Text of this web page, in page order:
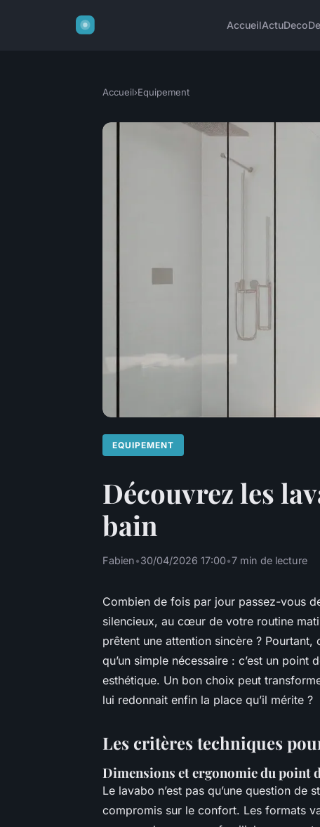
AccueilActuDeco
Accueil›Equipement
EQUIPEMENT
Découvrez les
bain
Fabien•30/04/2026 17:00•7 min de lecture
Combien de fois par jour passez-vous
silencieux, au cœur de votre routine
prêtent une attention sincère ? Pourtant,
qu’un simple nécessaire : c’est un
esthétique. Un bon choix peut
lui redonnait enfin la place qu’il mérite ?
Les critères techniques
Dimensions et ergonomie du point
Le lavabo n’est pas qu’une question de
compromis sur le confort. Les formats